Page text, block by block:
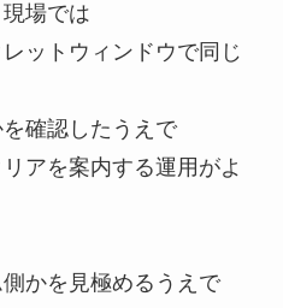
場では
ットウィンドウで同じ
確認したうえで
アを案内する運用がよ
かを見極めるうえで